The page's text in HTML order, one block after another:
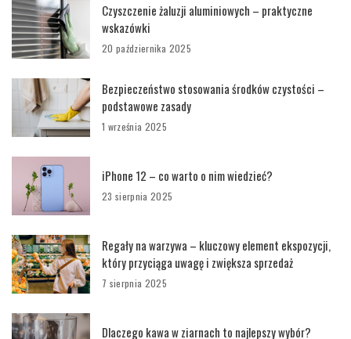
Czyszczenie żaluzji aluminiowych – praktyczne
wskazówki
20 października 2025
Bezpieczeństwo stosowania środków czystości –
podstawowe zasady
1 września 2025
iPhone 12 – co warto o nim wiedzieć?
23 sierpnia 2025
Regały na warzywa – kluczowy element ekspozycji,
który przyciąga uwagę i zwiększa sprzedaż
7 sierpnia 2025
Dlaczego kawa w ziarnach to najlepszy wybór?